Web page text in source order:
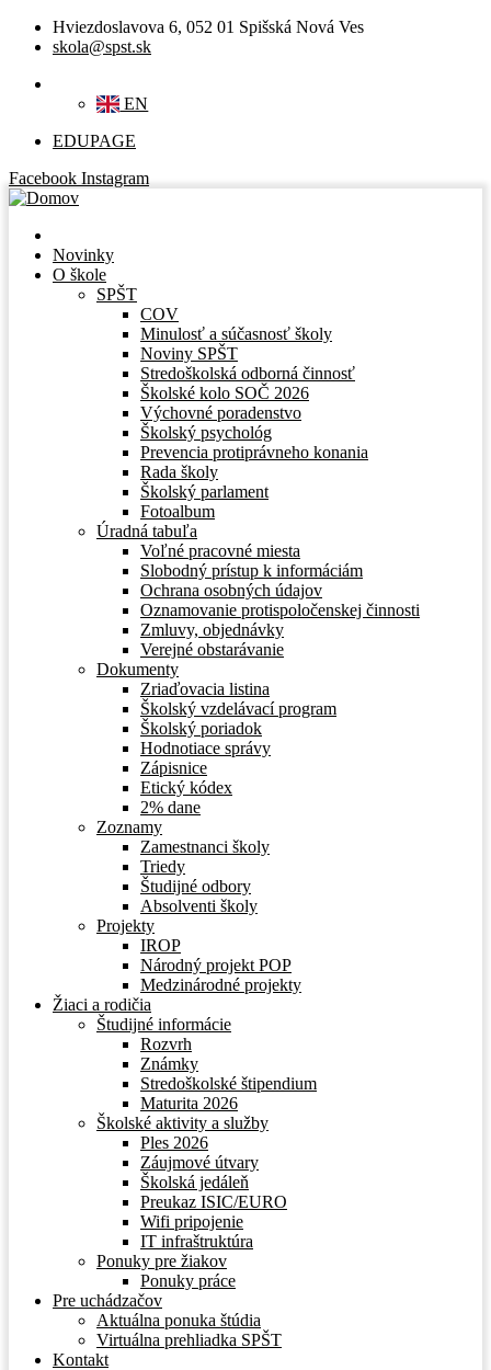
Hviezdoslavova 6, 052 01 Spišská Nová Ves
skola@spst.sk
EN
EDUPAGE
Facebook Instagram
Novinky
O škole
SPŠT
COV
Minulosť a súčasnosť školy
Noviny SPŠT
Stredoškolská odborná činnosť
Školské kolo SOČ 2026
Výchovné poradenstvo
Školský psychológ
Prevencia protiprávneho konania
Rada školy
Školský parlament
Fotoalbum
Úradná tabuľa
Voľné pracovné miesta
Slobodný prístup k informáciám
Ochrana osobných údajov
Oznamovanie protispoločenskej činnosti
Zmluvy, objednávky
Verejné obstarávanie
Dokumenty
Zriaďovacia listina
Školský vzdelávací program
Školský poriadok
Hodnotiace správy
Zápisnice
Etický kódex
2% dane
Zoznamy
Zamestnanci školy
Triedy
Študijné odbory
Absolventi školy
Projekty
IROP
Národný projekt POP
Medzinárodné projekty
Žiaci a rodičia
Študijné informácie
Rozvrh
Známky
Stredoškolské štipendium
Maturita 2026
Školské aktivity a služby
Ples 2026
Záujmové útvary
Školská jedáleň
Preukaz ISIC/EURO
Wifi pripojenie
IT infraštruktúra
Ponuky pre žiakov
Ponuky práce
Pre uchádzačov
Aktuálna ponuka štúdia
Virtuálna prehliadka SPŠT
Kontakt